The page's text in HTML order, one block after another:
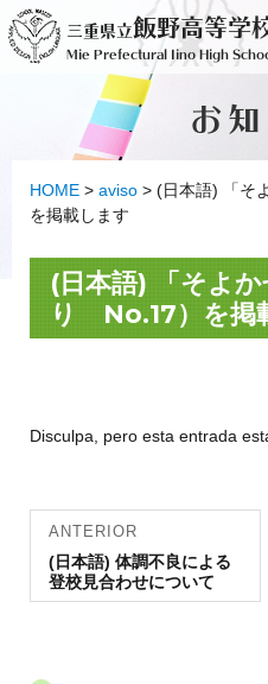
al
contenido
三重県立飯野高等学
Mie Prefectural Iino High
お
HOME > aviso > (日本語) 「そ
を掲載します
(日本語) 「そよ
り No.17）を掲
Disculpa, pero esta entrada
Navegación
de
entradas
ANTERIOR
Entrada
anterior:
(日本語) 体調不良による
登校見合わせについて